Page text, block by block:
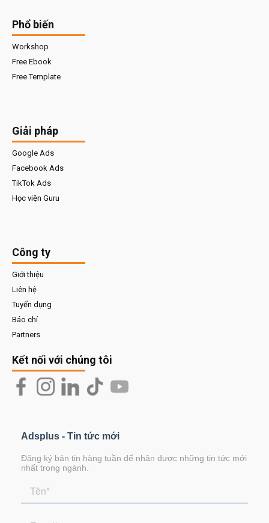
Phổ biến
Workshop
Free Ebook
Free Template
Giải pháp
Google Ads
Facebook Ads
TikTok Ads
Học viện Guru
Công ty
Giới thiệu
Liên hệ
Tuyển dụng
Báo chí
Partners
Kết nối với chúng tôi